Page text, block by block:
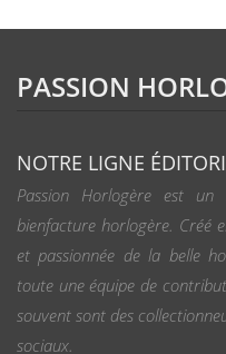
PASSION
NOTRE LIGNE
Passion Horlogère est un
bienfacture horlogère. Créé
et passionnée de la belle
toute une équipe de
souvent sont des
sociaux.